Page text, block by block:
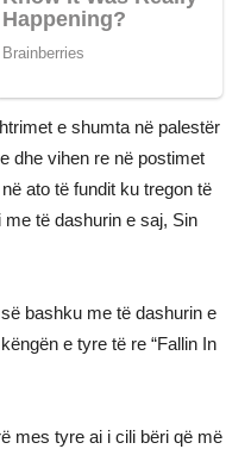
e shumta në palestër
dhe vihen re në postimet
ato të fundit ku tregon të
të dashurin e saj, Sin
bashku me të dashurin e
e tyre të re “Fallin In
mes tyre ai i cili bëri që më